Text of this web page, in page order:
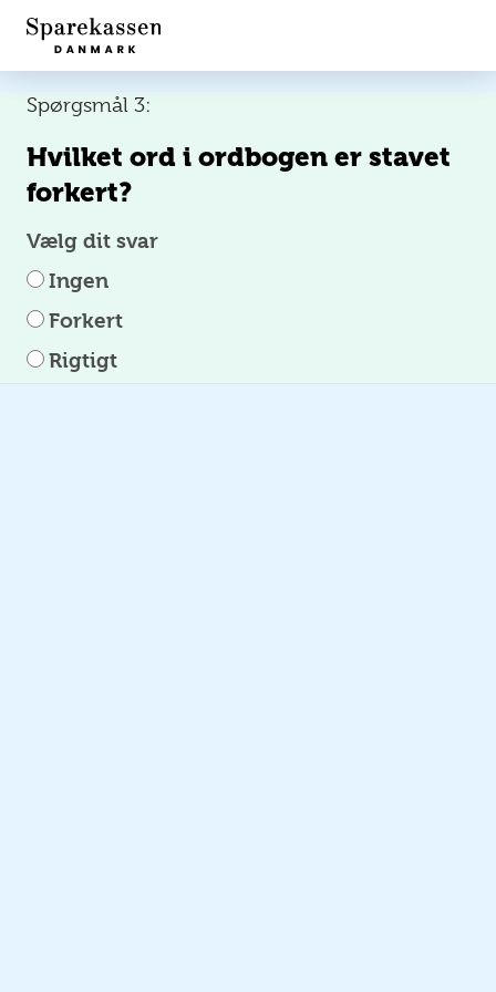
Spørgsmål 3:
Hvilket ord i ordbogen er stavet
forkert?
Vælg dit svar
Ingen
Forkert
Rigtigt